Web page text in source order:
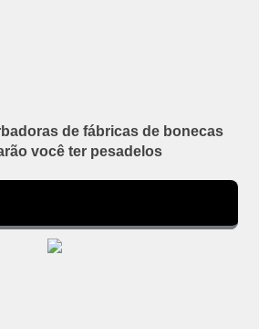
de fábricas de bonecas
você ter pesadelos